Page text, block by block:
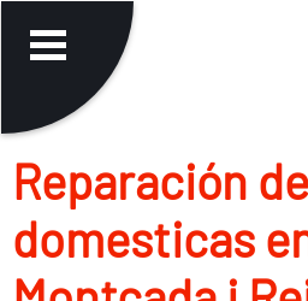
Reparación
domesticas